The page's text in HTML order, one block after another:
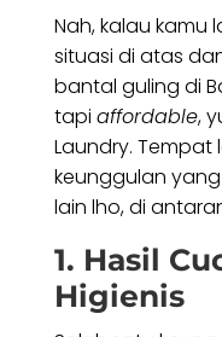
Nah, kalau kamu
situasi di atas
bantal guling di
tapi affordable,
Laundry. Tempat
keunggulan
lain lho, di
1. Hasil
Higienis